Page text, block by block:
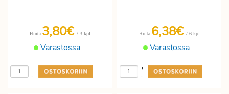
Varastossa
Hinta 3,80€ / 3 kpl
-
+
Varastossa
Hinta 6,38€ / 6 kpl
-
+